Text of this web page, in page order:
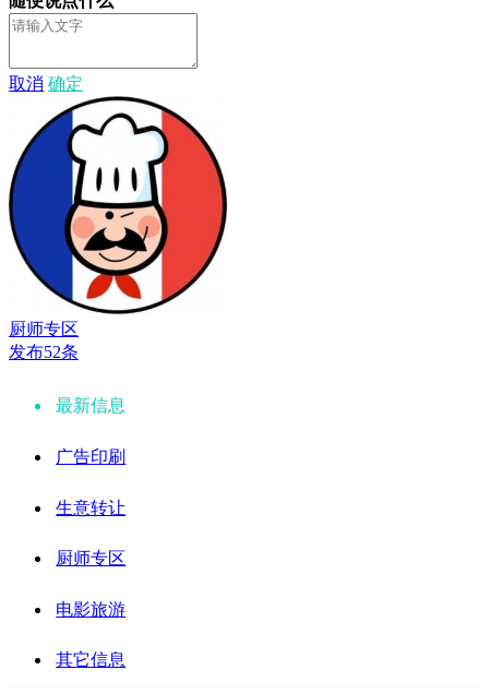
取消 确定
厨师专区
发布52条
最新信息
广告印刷
生意转让
厨师专区
电影旅游
其它信息